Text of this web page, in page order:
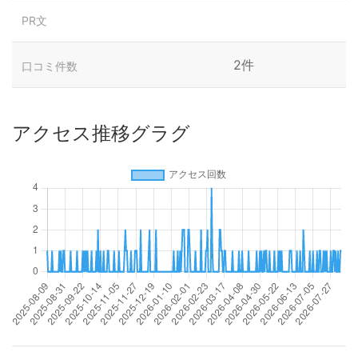
PR文
口コミ件数 2件
アクセス推移グラグ